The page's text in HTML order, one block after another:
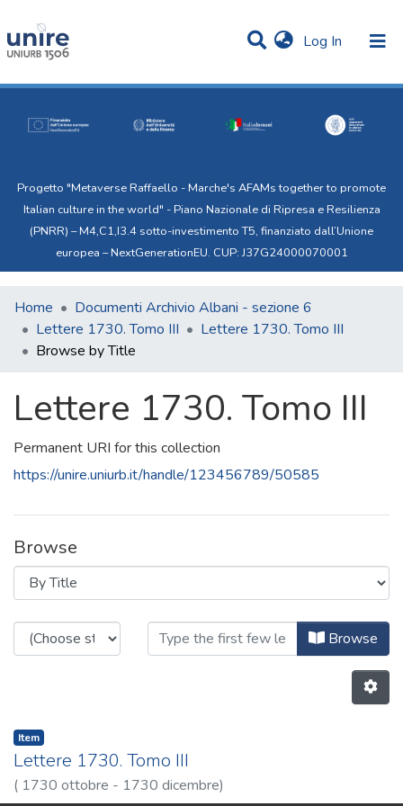
Log In (current)
All of Uni.Re
Progetto "Metaverse Raffaello - Marche's AFAMs together to promote
Italian culture in the world" - Piano Nazionale di Ripresa e Resilienza
(PNRR) – M4,C1,I3.4 sotto-investimento T5, finanziato dall’Unione
europea – NextGenerationEU. CUP: J37G24000070001
Home
Documenti Archivio Albani - sezione 6
Lettere 1730. Tomo III
Lettere 1730. Tomo III
Browse by Title
Lettere 1730. Tomo III
Permanent URI for this collection
https://unire.uniurb.it/handle/123456789/50585
Browse
Browsing Lettere 1730. Tomo III
Browse
Item
Lettere 1730. Tomo III
( 1730 ottobre - 1730 dicembre)